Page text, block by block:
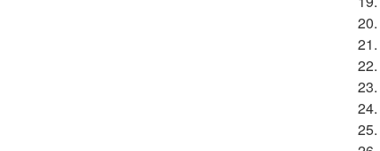
20.
21.
22.
23.
24.
25.